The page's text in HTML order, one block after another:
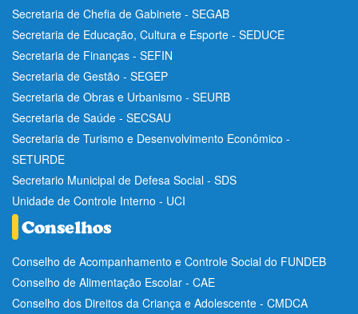
Secretaria de Chefia de Gabinete - SEGAB
Secretaria de Educação, Cultura e Esporte - SEDUCE
Secretaria de Finanças - SEFIN
Secretaria de Gestão - SEGEP
Secretaria de Obras e Urbanismo - SEURB
Secretaria de Saúde - SECSAU
Secretaria de Turismo e Desenvolvimento Econômico -
SETURDE
Secretario Municipal de Defesa Social - SDS
Unidade de Controle Interno - UCI
Conselho de Acompanhamento e Controle Social do FUNDEB
Conselho de Alimentação Escolar - CAE
Conselho dos Direitos da Criança e Adolescente - CMDCA